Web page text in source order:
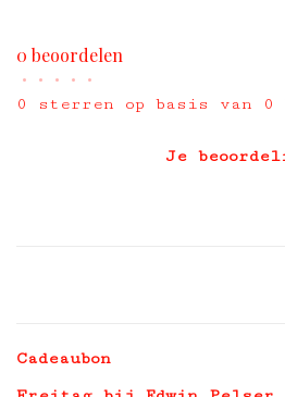
0 beoordelen
• • • • •
0 sterren op basis van 0
Je
Cadeaubon